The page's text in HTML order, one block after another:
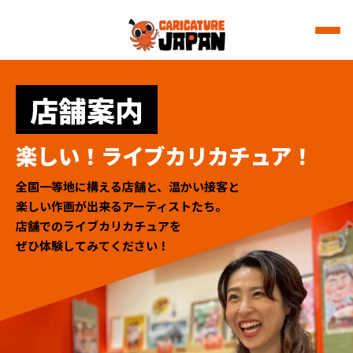
店舗案内
楽しい！ライブカリカチュア！
全国一等地に構える店舗と、温かい接客と
楽しい作画が出来るアーティストたち。
店舗でのライブカリカチュアを
ぜひ体験してみてください！